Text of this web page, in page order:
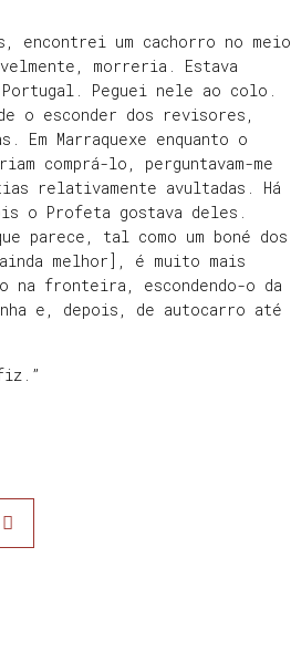
encontrei um cachorro no meio
morreria. Estava
Peguei nele ao colo.
o esconder dos revisores,
Em Marraquexe enquanto o
comprá-lo, perguntavam-me
relativamente avultadas. Há
o Profeta gostava deles.
parece, tal como um boné dos
melhor], é muito mais
na fronteira, escondendo-o da
e, depois, de autocarro até